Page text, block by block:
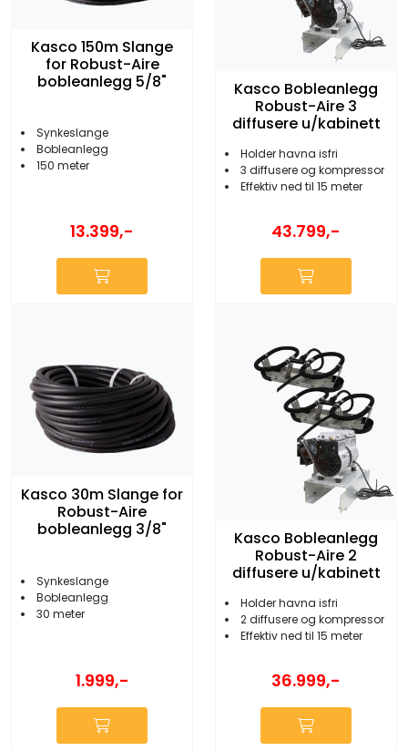
Kasco 150m Slange
for Robust-Aire
bobleanlegg 5/8"
Synkeslange
Bobleanlegg
150 meter
13.399,-
Kasco Bobleanlegg
Robust-Aire 3
diffusere u/kabinett
Holder havna isfri
3 diffusere og kompressor
Effektiv ned til 15 meter
43.799,-
Kasco 30m Slange for
Robust-Aire
bobleanlegg 3/8"
Synkeslange
Bobleanlegg
30 meter
1.999,-
Kasco Bobleanlegg
Robust-Aire 2
diffusere u/kabinett
Holder havna isfri
2 diffusere og kompressor
Effektiv ned til 15 meter
36.999,-